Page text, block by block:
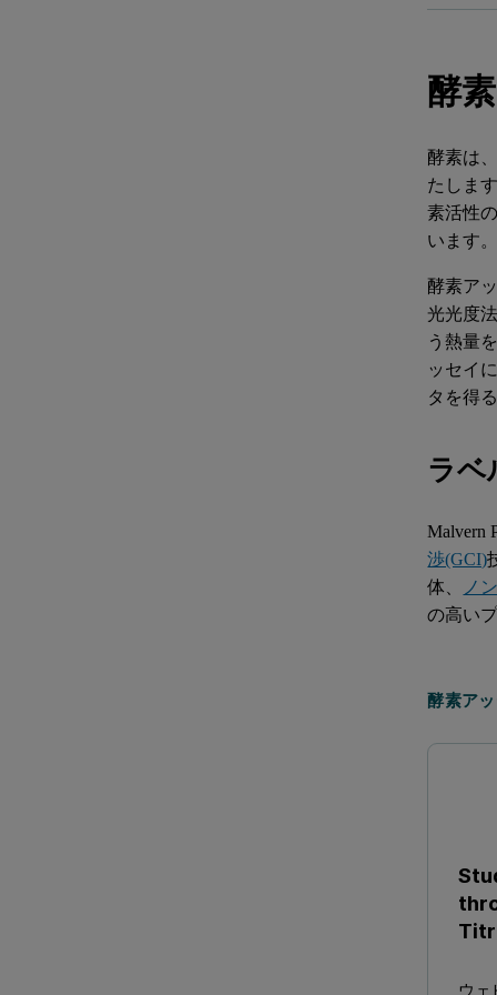
酵
酵素は
たしま
素活性
います
酵素ア
光光度
う熱量
ッセイ
タを得
ラベ
Malvern
渉(GCI)
体、
ノ
の高い
酵素ア
ウェ